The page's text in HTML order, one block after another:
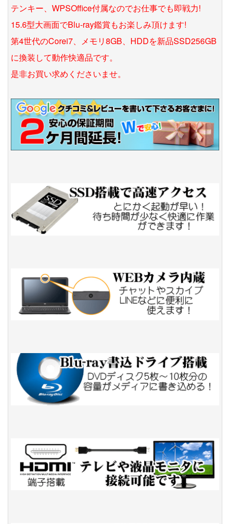
テンキー、WPSOffice付属なのでお仕事でも即戦力!
15.6型大画面でBlu-ray鑑賞もお楽しみ頂けます!
第4世代のCorei7、メモリ8GB、HDDを新品SSD256GB
に換装して動作快適品です。
是非お買い求めくださいませ。